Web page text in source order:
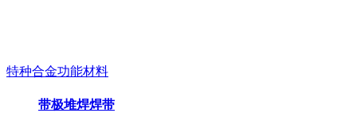
特种合金功能材料
带极堆焊焊带